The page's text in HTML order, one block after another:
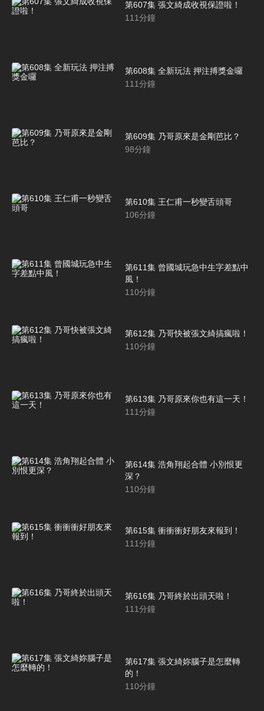
第607集 張文綺成收視保證啦！
111分鐘
第608集 全新玩法 押注搏獎金囉
111分鐘
第609集 乃哥原來是金剛芭比？
98分鐘
第610集 王仁甫一秒變舌頭哥
106分鐘
第611集 曾國城玩急中生字差點中
風！
110分鐘
第612集 乃哥快被張文綺搞瘋啦！
110分鐘
第613集 乃哥原來你也有這一天！
111分鐘
第614集 浩角翔起合體 小別恨更
深？
110分鐘
第615集 衝衝衝好朋友來報到！
111分鐘
第616集 乃哥終於出頭天啦！
111分鐘
第617集 張文綺妳腦子是怎麼轉
的！
110分鐘